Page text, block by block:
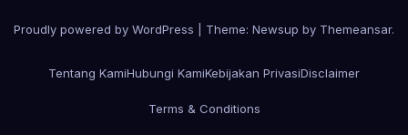
Proudly powered by WordPress Theme: Newsup by Themeansar.
Tentang KamiHubungi KamiKebijakan PrivasiDisclaimer
Terms & Conditions